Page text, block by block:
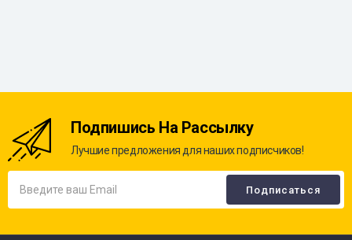
Подпишись На Рассылку
Лучшие предложения для наших подписчиков!